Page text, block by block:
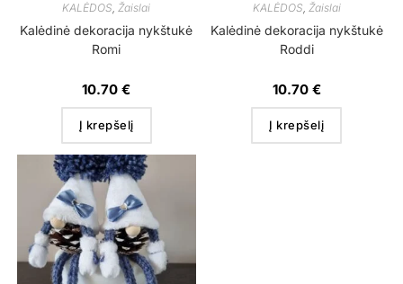
KALĖDOS Žaislai
Kalėdinė dekoracija nykštukė
Romi
10.70€
Į krepšelį
KALĖDOS Žaislai
Kalėdinė dekoracija nykštukė
Roddi
10.70 €
Į krepšelį